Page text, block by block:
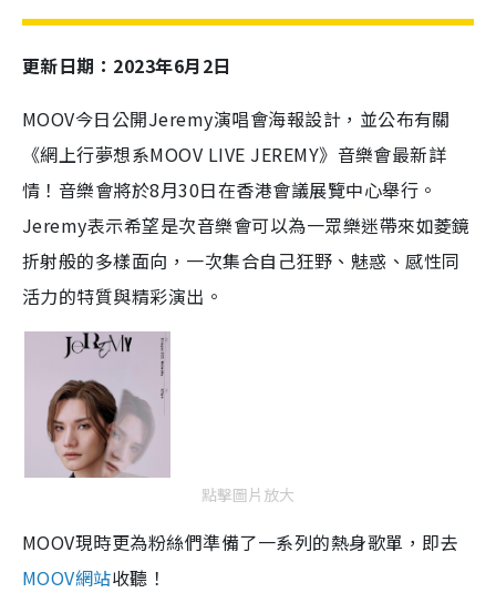
更新日期：2023年6月2日
MOOV今日公開Jeremy演唱會海報設計，並公布有關
《網上行夢想系MOOV LIVE JEREMY》音樂會最新詳
情！音樂會將於8月30日在香港會議展覽中心舉行。
Jeremy表示希望是次音樂會可以為一眾樂迷帶來如菱鏡
折射般的多樣面向，一次集合自己狂野、魅惑、感性同
活力的特質與精彩演出。
點擊圖片放大
MOOV現時更為粉絲們準備了一系列的熱身歌單，即去
MOOV網站收聽！